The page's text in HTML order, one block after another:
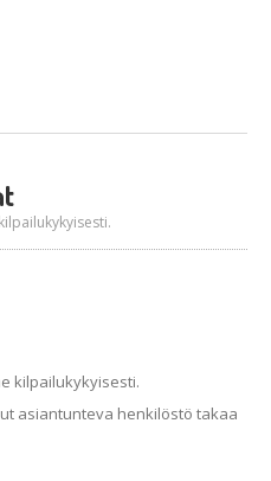
kilpailukykyisesti.
asiantunteva henkilöstö takaa